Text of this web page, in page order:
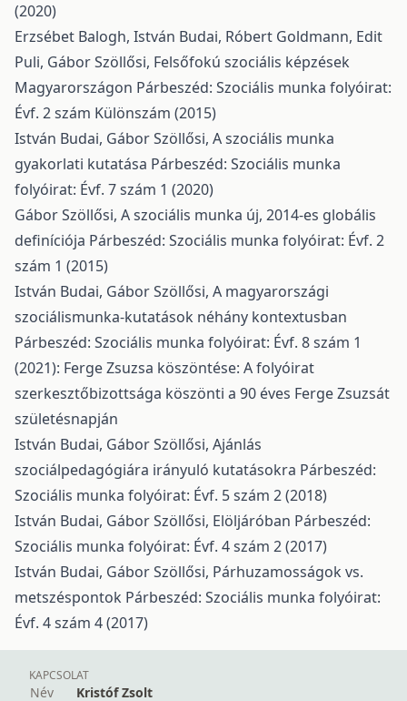
(2020)
Erzsébet Balogh, István Budai, Róbert Goldmann, Edit
Puli, Gábor Szöllősi, Felsőfokú szociális képzések
Magyarországon Párbeszéd: Szociális munka folyóirat:
Évf. 2 szám Különszám (2015)
István Budai, Gábor Szöllősi, A szociális munka
gyakorlati kutatása Párbeszéd: Szociális munka
folyóirat: Évf. 7 szám 1 (2020)
Gábor Szöllősi, A szociális munka új, 2014-es globális
definíciója Párbeszéd: Szociális munka folyóirat: Évf. 2
szám 1 (2015)
István Budai, Gábor Szöllősi, A magyarországi
szociálismunka-kutatások néhány kontextusban
Párbeszéd: Szociális munka folyóirat: Évf. 8 szám 1
(2021): Ferge Zsuzsa köszöntése: A folyóirat
szerkesztőbizottsága köszönti a 90 éves Ferge Zsuzsát
születésnapján
István Budai, Gábor Szöllősi, Ajánlás
szociálpedagógiára irányuló kutatásokra Párbeszéd:
Szociális munka folyóirat: Évf. 5 szám 2 (2018)
István Budai, Gábor Szöllősi, Elöljáróban Párbeszéd:
Szociális munka folyóirat: Évf. 4 szám 2 (2017)
István Budai, Gábor Szöllősi, Párhuzamosságok vs.
metszéspontok Párbeszéd: Szociális munka folyóirat:
Évf. 4 szám 4 (2017)
KAPCSOLAT
Név Kristóf Zsolt